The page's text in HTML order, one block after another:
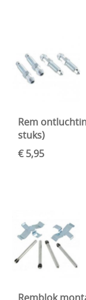
Rem
stuks)
€ 5,95